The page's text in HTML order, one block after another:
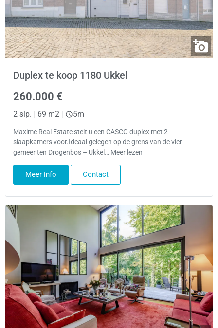
Duplex te koop 1180 Ukkel
260.000 €
2 slp. | 69 m2 | 5m
Maxime Real Estate stelt u een CASCO duplex met 2
slaapkamers voor.Ideaal gelegen op de grens van de vier
gemeenten Drogenbos – Ukkel… Meer lezen
Meer info Contact